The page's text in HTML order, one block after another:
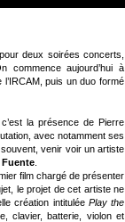
deux soirées concerts,
commence aujourd’hui à
puis un duo formé
la présence de Pierre
avec notamment ses
venir voir un artiste
film chargé de présenter
le projet de cet artiste ne
création intitulée Play the
clavier, batterie, violon et